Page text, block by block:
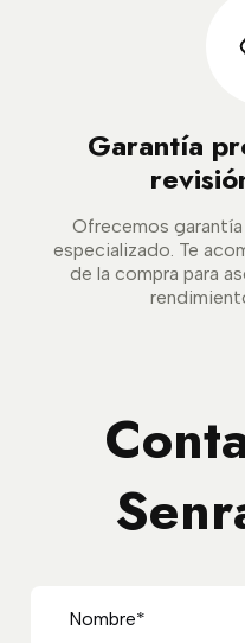
Garantía
Ofrecemos
especializado. Te
de la compra para